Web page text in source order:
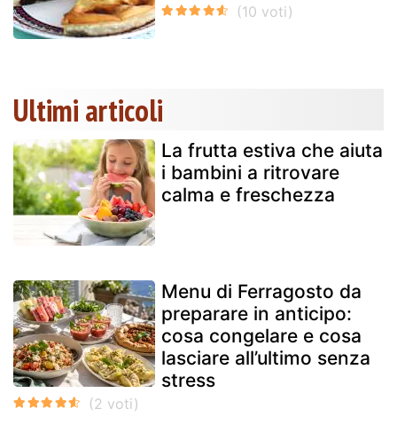
Ultimi articoli
La frutta estiva che aiuta
i bambini a ritrovare
calma e freschezza
Menu di Ferragosto da
preparare in anticipo:
cosa congelare e cosa
lasciare all’ultimo senza
stress